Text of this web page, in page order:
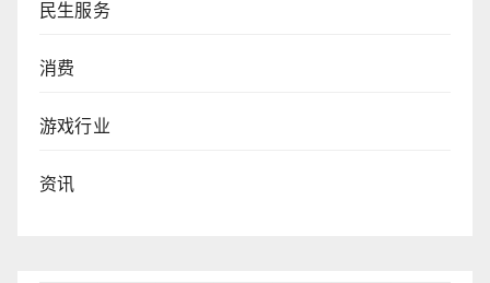
民生服务
消费
游戏行业
资讯